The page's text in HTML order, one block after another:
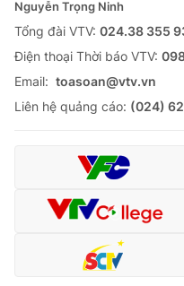
Nguyễn Trọng Ninh
Tổng đài VTV: 024.38 355
Ðiện thoại Thời báo VTV:
Email: toasoan@vtv.vn
Liên hệ quảng cáo: (024)